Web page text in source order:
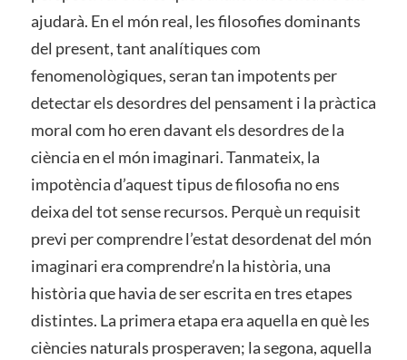
ajudarà. En el món real, les filosofies dominants
del present, tant analítiques com
fenomenològiques, seran tan impotents per
detectar els desordres del pensament i la pràctica
moral com ho eren davant els desordres de la
ciència en el món imaginari. Tanmateix, la
impotència d’aquest tipus de filosofia no ens
deixa del tot sense recursos. Perquè un requisit
previ per comprendre l’estat desordenat del món
imaginari era comprendre’n la història, una
història que havia de ser escrita en tres etapes
distintes. La primera etapa era aquella en què les
ciències naturals prosperaven; la segona, aquella